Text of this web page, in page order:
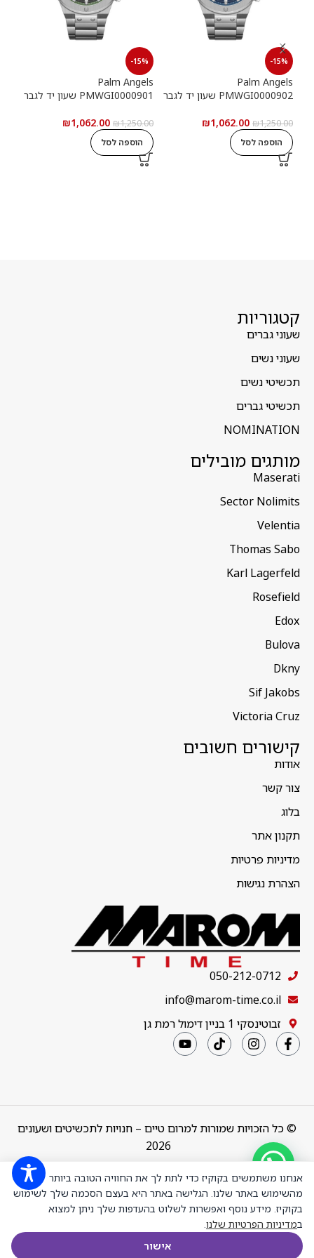
-15%
Palm Angels
PMWGI0000902 שעון יד לגבר
₪1,250.00
₪1,062.00
הוספה לסל
-15%
Palm Angels
PMWGI0000901 שעון יד לגבר
₪1,250.00
₪1,062.00
הוספה לסל
קטגוריות
שעוני גברים
שעוני נשים
תכשיטי נשים
תכשיטי גברים
NOMINATION
מותגים מובילים
Maserati
Sector Nolimits
Velentia
Thomas Sabo
Karl Lagerfeld
Rosefield
Edox
Bulova
Dkny
Sif Jakobs
Victoria Cruz
קישורים חשובים
אודות
צור קשר
בלוג
תקנון אתר
מדיניות פרטיות
הצהרת נגישות
050-212-0712
info@marom-time.co.il
זבוטינסקי 1 בניין דימול רמת גן
© כל הזכויות שמורות למרום טיים – חנויות לתכשיטים ושעונים
2026
Design & Code bythebuildup
שרשרת טניס
3 שיניים
50153 אורך
40 סמ כסף
מצופה זהב
לבן משובצת
₪2,399.00 הוספה
אנחנו משתמשים בקוקיז כדי לתת לך את החוויה הטובה ביותר
מהשימוש באתר שלנו. הגלישה באתר היא בעצם הסכמה שלך לשימוש
בקוקיז. מידע נוסף ואפשרות לשלוט בהעדפות שלך ניתן למצוא
במדיניות הפרטיות שלנו.
אישור